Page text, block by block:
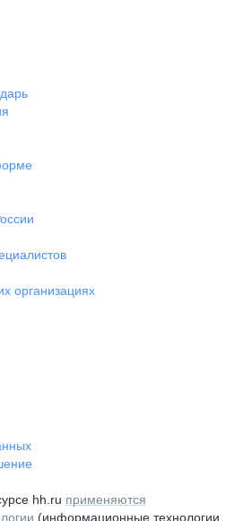
организациях
hh.ru применяются
(информационные технологии